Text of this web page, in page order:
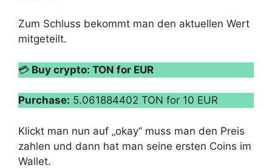
Zum Schluss bekommt man den aktuellen Wert
mitgeteilt.
💳 Buy crypto: TON for EUR
Purchase: 5.061884402 TON for 10 EUR
Klickt man nun auf „okay“ muss man den Preis
zahlen und dann hat man seine ersten Coins im
Wallet.